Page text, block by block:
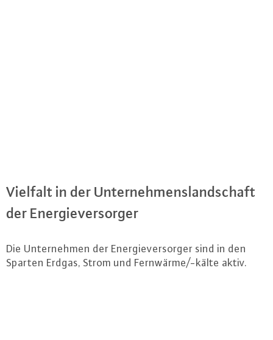
Vielfalt in der Un­ter­neh­mens­land­schaft
der En­er­gie­ver­sor­ger
Die Un­ter­neh­men der En­er­gie­ver­sor­ger sind in den
Sparten Erdgas, Strom und Fernwärme/-kälte aktiv.